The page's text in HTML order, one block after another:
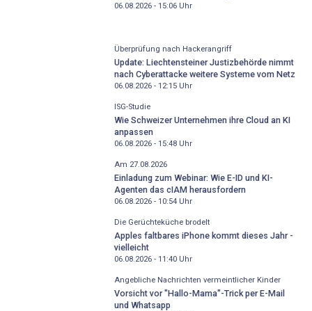
06.08.2026 - 15:06Uhr
Überprüfung nach Hackerangriff
Update: Liechtensteiner Justizbehörde nimmt
nach Cyberattacke weitere Systeme vom Netz
06.08.2026 - 12:15Uhr
ISG-Studie
Wie Schweizer Unternehmen ihre Cloud an KI
anpassen
06.08.2026 - 15:48Uhr
Am 27.08.2026
Einladung zum Webinar: Wie E-ID und KI-
Agenten das cIAM herausfordern
06.08.2026 - 10:54Uhr
Die Gerüchteküche brodelt
Apples faltbares iPhone kommt dieses Jahr -
vielleicht
06.08.2026 - 11:40Uhr
Angebliche Nachrichten vermeintlicher Kinder
Vorsicht vor "Hallo-Mama"-Trick per E-Mail
und Whatsapp